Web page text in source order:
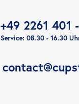
+49 2261 401 -
Service: 08.30 - 16.30